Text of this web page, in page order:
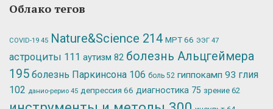
Облако тегов
COVID-19 45 Nature&Science 214 МРТ66 ЭЭГ 47
астроциты 111 аутизм 82 болезнь Альцгеймера
195 болезнь Паркинсона 106 боль 52 гиппокамп 93 глия
102 данио-рерио 45 депрессия 66 диагностика 75 зрение 62